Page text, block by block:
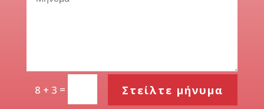
8 + 3 = Στείλτε μήνυμα